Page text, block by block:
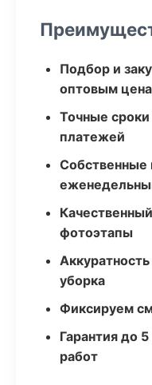
Подбор и
оптовым
Точные
платежей
Собственные
фотоэтапы
уборка
Фиксируем
Гарантия до
работ